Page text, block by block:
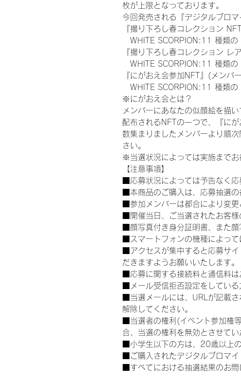
枚が上限となっております。
今回発売される『デジタルブロ
『撮り下ろし春コレクション NFT
WHITE SCORPION:11 種類の
『撮り下ろし春コレクション
WHITE SCORPION:11 種類の
『にがおえ会参加NFT』(メンバ
WHITE SCORPION:11 種類の
※にがおえ会とは？
メンバーにあなたの似顔絵を描
配布されるNFTの一つで、『に
数集まりましたメンバーより順
さい。
※当選状況によっては実施までお
【注意事項】
■応募状況によっては予告なく
■本商品のご購入は、応募抽選
■参加メンバーは都合により変
■開催当日、ご当選されたお客
■顔写真付き身分証明書、また
■スマートフォンの機種によっ
■アクセスが集中すると応募サ
だきますようお願いいたします。
■応募に関する接続料と通信料
■メール受信拒否設定をしてい
■当選メールには、URLが記載
解除してください。
■当選者の権利(イベント参加権
合、当選の権利を無効とさせてい
■小学生以下の方は、20歳以上
■ご購入されたデジタルブロマ
■すべてにおける抽選結果のお